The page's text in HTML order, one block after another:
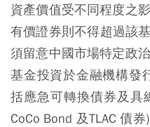
資產價值受不同程度之
有價證券則不得超過該
須留意中國市場特定政
基金投資於金融機構發
括應急可轉換債券及具
CoCo Bond 及TLAC 債